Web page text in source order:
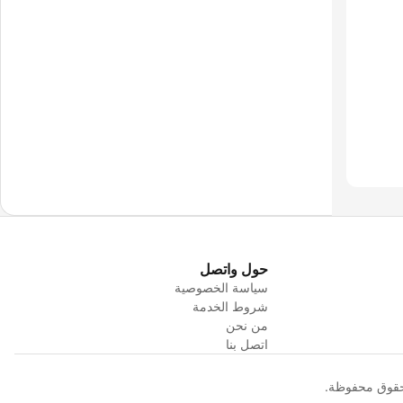
حول واتصل
سياسة الخصوصية
شروط الخدمة
من نحن
اتصل بنا